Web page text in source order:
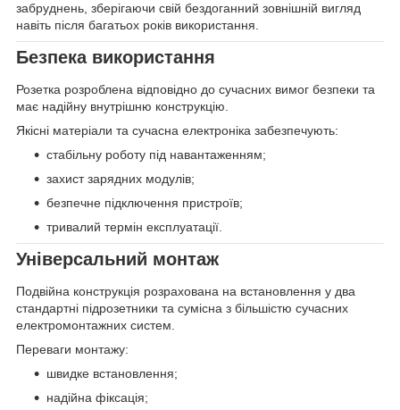
забруднень, зберігаючи свій бездоганний зовнішній вигляд
навіть після багатьох років використання.
Безпека використання
Розетка розроблена відповідно до сучасних вимог безпеки та
має надійну внутрішню конструкцію.
Якісні матеріали та сучасна електроніка забезпечують:
стабільну роботу під навантаженням;
захист зарядних модулів;
безпечне підключення пристроїв;
тривалий термін експлуатації.
Універсальний монтаж
Подвійна конструкція розрахована на встановлення у два
стандартні підрозетники та сумісна з більшістю сучасних
електромонтажних систем.
Переваги монтажу:
швидке встановлення;
надійна фіксація;